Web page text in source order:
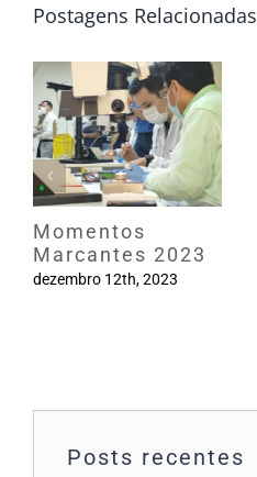
Postagens Relacionadas
Momentos
Marcantes 2023
dezembro 12th, 2023
Posts recentes